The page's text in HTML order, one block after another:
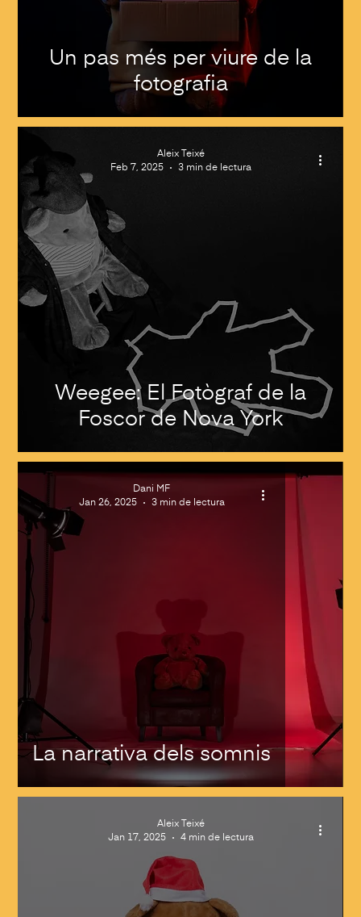
Un pas més per viure de la
fotografia
Weegee: El Fotògraf de la
Foscor de Nova York
Aleix Teixé
Feb 7, 2025
3 min de lectura
La narrativa dels somnis
Dani MF
Jan 26, 2025
3 min de lectura
Aleix Teixé
Jan 17, 2025
4 min de lectura